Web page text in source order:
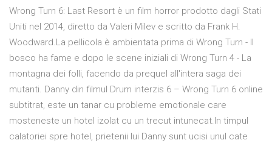
Wrong Turn 6: Last Resort è un film horror prodotto dagli Stati
Uniti nel 2014, diretto da Valeri Milev e scritto da Frank H.
Woodward.La pellicola è ambientata prima di Wrong Turn - Il
bosco ha fame e dopo le scene iniziali di Wrong Turn 4 - La
montagna dei folli, facendo da prequel all'intera saga dei
mutanti. Danny din filmul Drum interzis 6 – Wrong Turn 6 online
subtitrat, este un tanar cu probleme emotionale care
mosteneste un hotel izolat cu un trecut intunecat.In timpul
calatoriei spre hotel, prietenii lui Danny sunt ucisi unul cate